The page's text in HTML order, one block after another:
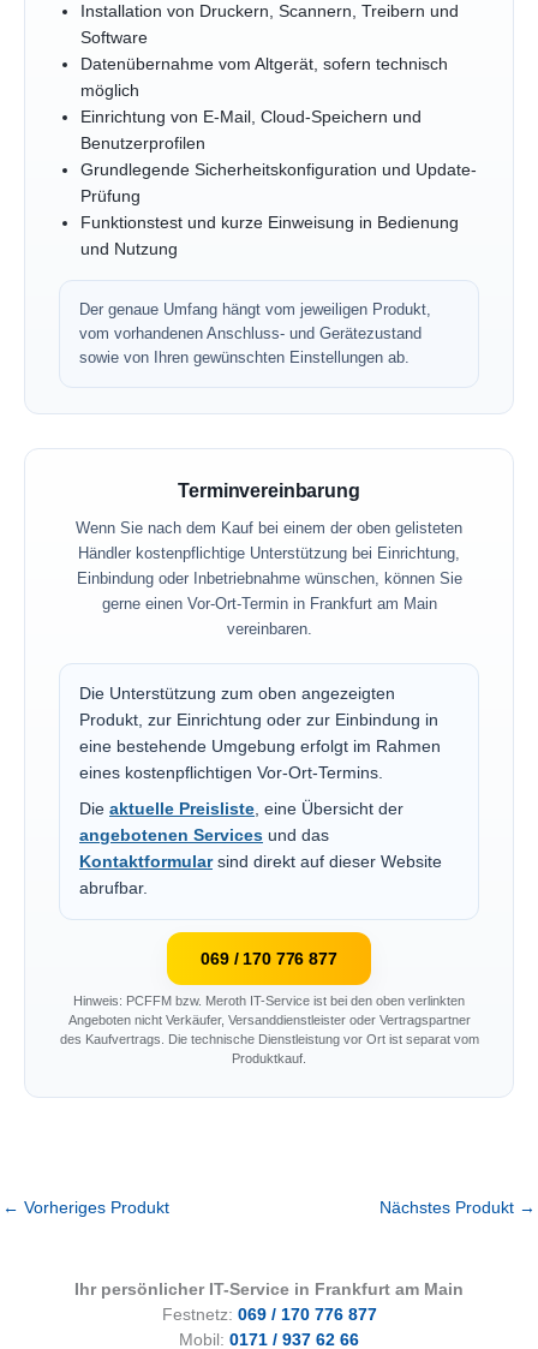
Installation von Druckern, Scannern, Treibern und
Software
Datenübernahme vom Altgerät, sofern technisch
möglich
Einrichtung von E-Mail, Cloud-Speichern und
Benutzerprofilen
Grundlegende Sicherheitskonfiguration und Update-
Prüfung
Funktionstest und kurze Einweisung in Bedienung
und Nutzung
Der genaue Umfang hängt vom jeweiligen Produkt,
vom vorhandenen Anschluss- und Gerätezustand
sowie von Ihren gewünschten Einstellungen ab.
Terminvereinbarung
Wenn Sie nach dem Kauf bei einem der oben gelisteten
Händler kostenpflichtige Unterstützung bei Einrichtung,
Einbindung oder Inbetriebnahme wünschen, können Sie
gerne einen Vor-Ort-Termin in Frankfurt am Main
vereinbaren.
Die Unterstützung zum oben angezeigten
Produkt, zur Einrichtung oder zur Einbindung in
eine bestehende Umgebung erfolgt im Rahmen
eines kostenpflichtigen Vor-Ort-Termins.
Die aktuelle Preisliste, eine Übersicht der
angebotenen Services und das
Kontaktformularsind direkt auf dieser Website
abrufbar.
069 / 170 776 877
Hinweis: PCFFM bzw. Meroth IT-Service ist bei den oben verlinkten
Angeboten nicht Verkäufer, Versanddienstleister oder Vertragspartner
des Kaufvertrags. Die technische Dienstleistung vor Ort ist separat vom
Produktkauf.
← Vorheriges Produkt Nächstes Produkt →
Ihr persönlicher IT-Service in Frankfurt am Main
Festnetz: 069 / 170 776 877
Mobil: 0171 / 937 62 66